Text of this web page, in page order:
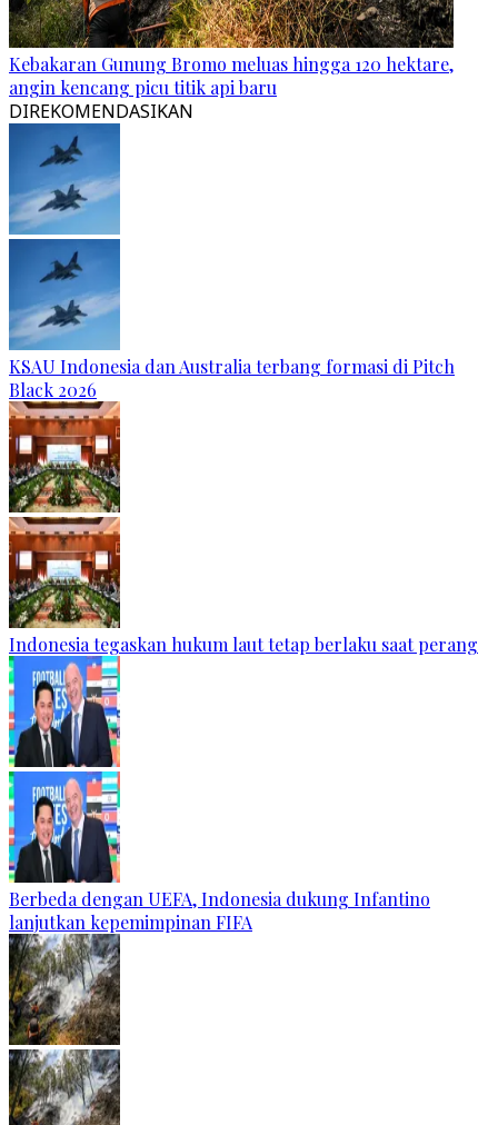
Kebakaran Gunung Bromo meluas hingga 120 hektare,
angin kencang picu titik api baru
DIREKOMENDASIKAN
KSAU Indonesia dan Australia terbang formasi di Pitch
Black 2026
Indonesia tegaskan hukum laut tetap berlaku saat perang
Berbeda dengan UEFA, Indonesia dukung Infantino
lanjutkan kepemimpinan FIFA